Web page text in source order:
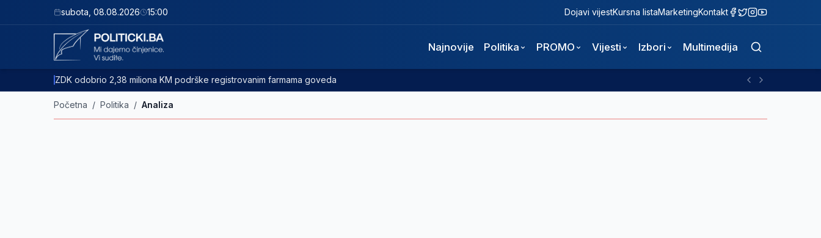
subota 08.08.2026 15:00 Dojavi vijestKursna listaMarketingKontakt
Najnovije Politika PROMO Vijesti Izbori Multimedija
ZDK odobrio 2,38 miliona KM podrške registrovanim farmama goveda
Početna / Politika / Analiza